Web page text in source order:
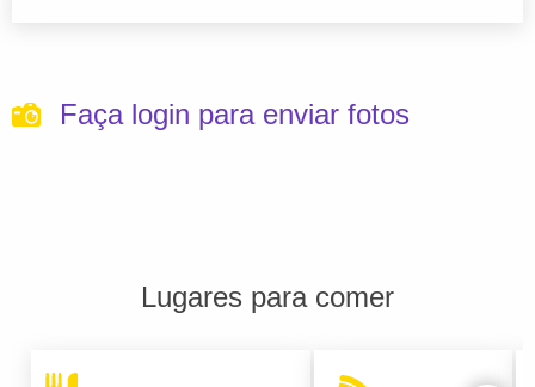
Faça login para enviar fotos
Lugares para comer